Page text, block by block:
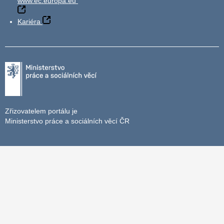
Kariéra
Zřizovatelem portálu je
Ministerstvo práce a sociálních věcí ČR